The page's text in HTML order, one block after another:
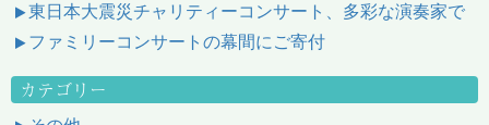
東日本大震災チャリティーコンサート、多彩な演奏家で
ファミリーコンサートの幕間にご寄付
カテゴリー